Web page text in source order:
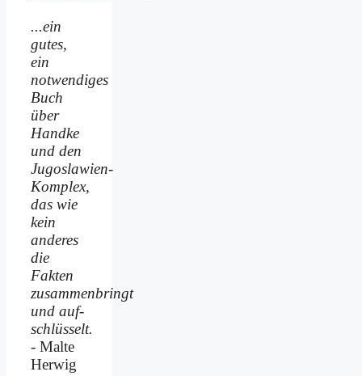
...ein
gutes,
ein
notwendiges
Buch
über
Handke
und den
Jugoslawien-
Komplex,
das wie
kein
anderes
die
Fakten
zusammenbringt
und auf­
schlüsselt.
- Malte
Herwig